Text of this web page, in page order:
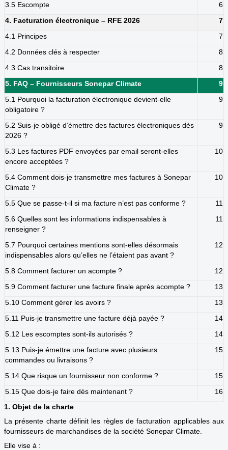
3.5 Escompte
6
4. Facturation électronique – RFE 2026
7
4.1 Principes
7
4.2 Données clés à respecter
8
4.3 Cas transitoire
8
5. FAQ – Fournisseurs Sonepar Climate
9
5.1 Pourquoi la facturation électronique devient-elle
obligatoire ?
9
5.2 Suis-je obligé d’émettre des factures électroniques dès
2026 ?
9
5.3 Les factures PDF envoyées par email seront-elles
encore acceptées ?
10
5.4 Comment dois-je transmettre mes factures à Sonepar
Climate ?
10
5.5 Que se passe-t-il si ma facture n’est pas conforme ?
11
5.6 Quelles sont les informations indispensables à
renseigner ?
11
5.7 Pourquoi certaines mentions sont-elles désormais
indispensables alors qu’elles ne l’étaient pas avant ?
12
5.8 Comment facturer un acompte ?
12
5.9 Comment facturer une facture finale après acompte ?
13
5.10 Comment gérer les avoirs ?
13
5.11 Puis-je transmettre une facture déjà payée ?
14
5.12 Les escomptes sont-ils autorisés ?
14
5.13 Puis-je émettre une facture avec plusieurs
commandes ou livraisons ?
15
5.14 Que risque un fournisseur non conforme ?
15
5.15 Que dois-je faire dès maintenant ?
16
1. Objet de la charte
La présente charte définit les règles de facturation applicables aux
fournisseurs de marchandises de la société Sonepar Climate.
Elle vise à :